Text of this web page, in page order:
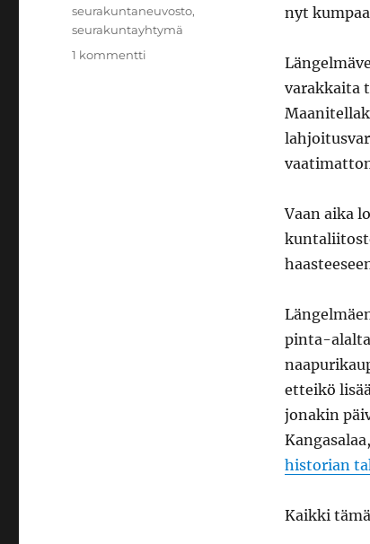
nyt
varakkaita
Vaan aika
pinta-
etteikö
jonakin
historian
Kaikki
seurakuntaneuvosto,
seurakuntayhtymä
1 kommentti